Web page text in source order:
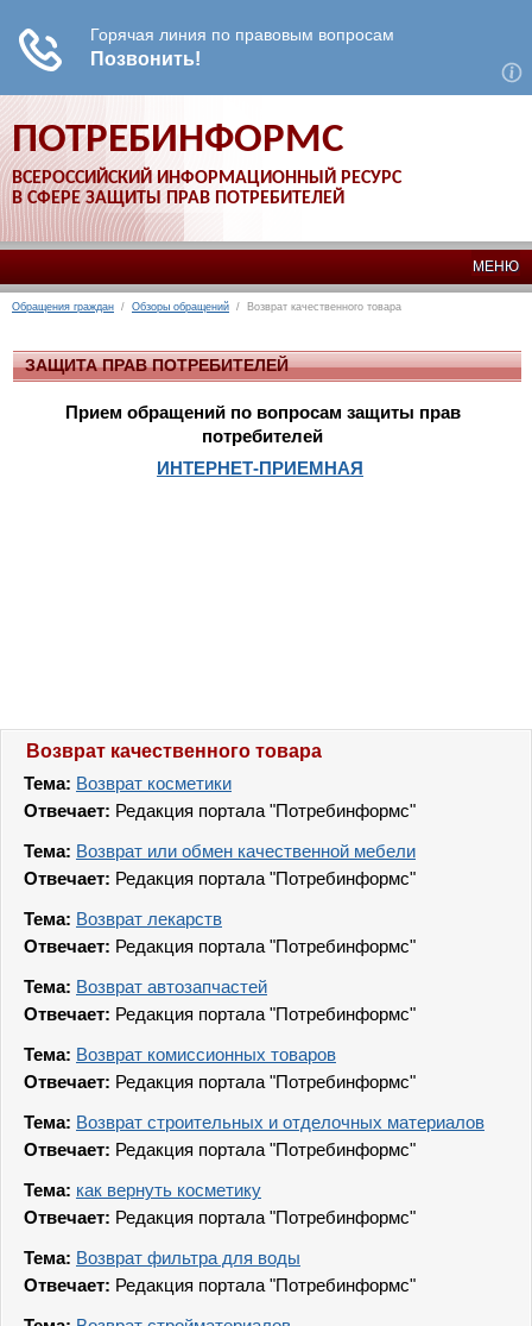
ПОТРЕБИНФОРМС
ВСЕРОССИЙСКИЙ ИНФОРМАЦИОННЫЙ РЕСУРС
В СФЕРЕ ЗАЩИТЫ ПРАВ ПОТРЕБИТЕЛЕЙ
МЕНЮ
Обращения граждан / Обзоры обращений / Возврат качественного товара
ЗАЩИТА ПРАВ ПОТРЕБИТЕЛЕЙ
Прием обращений по вопросам защиты прав
потребителей
ИНТЕРНЕТ-ПРИЕМНАЯ
Возврат качественного товара
Тема: Возврат косметики
Отвечает: Редакция портала "Потребинформс"
Тема: Возврат или обмен качественной мебели
Отвечает: Редакция портала "Потребинформс"
Тема: Возврат лекарств
Отвечает: Редакция портала "Потребинформс"
Тема: Возврат автозапчастей
Отвечает: Редакция портала "Потребинформс"
Тема: Возврат комиссионных товаров
Отвечает: Редакция портала "Потребинформс"
Тема: Возврат строительных и отделочных материалов
Отвечает: Редакция портала "Потребинформс"
Тема: как вернуть косметику
Отвечает: Редакция портала "Потребинформс"
Тема: Возврат фильтра для воды
Отвечает: Редакция портала "Потребинформс"